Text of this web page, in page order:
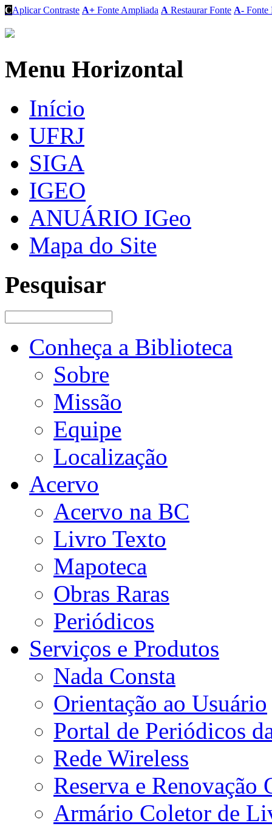
CAplicar Contraste A+ Fonte Ampliada A Restaurar Fonte A- Fonte
Menu Horizontal
Início
UFRJ
SIGA
IGEO
ANUÁRIO IGeo
Mapa do Site
Pesquisar
Conheça a Biblioteca
Sobre
Missão
Equipe
Localização
Acervo
Acervo na BC
Livro Texto
Mapoteca
Obras Raras
Periódicos
Serviços e Produtos
Nada Consta
Orientação ao Usuário
Portal de Periódicos
Rede Wireless
Reserva e Renovação
Armário Coletor de